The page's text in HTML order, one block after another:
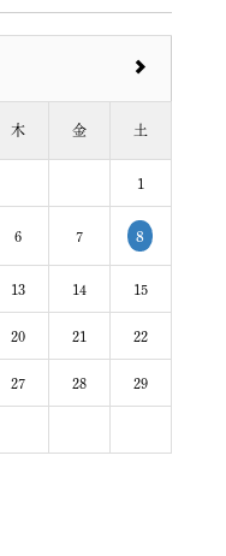
木 金 土
1
6 7 8
13 14 15
20 21 22
27 28 29